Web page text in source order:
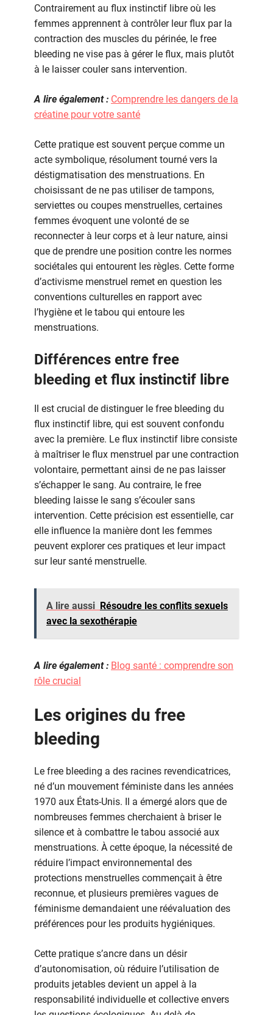
Contrairement au flux instinctif libre où les
femmes apprennent à contrôler leur flux par la
contraction des muscles du périnée, le free
bleeding ne vise pas à gérer le flux, mais plutôt
à le laisser couler sans intervention.
A lire également : Comprendre les dangers de la
créatine pour votre santé
Cette pratique est souvent perçue comme un
acte symbolique, résolument tourné vers la
déstigmatisation des menstruations. En
choisissant de ne pas utiliser de tampons,
serviettes ou coupes menstruelles, certaines
femmes évoquent une volonté de se
reconnecter à leur corps et à leur nature, ainsi
que de prendre une position contre les normes
sociétales qui entourent les règles. Cette forme
d’activisme menstruel remet en question les
conventions culturelles en rapport avec
l’hygiène et le tabou qui entoure les
menstruations.
Différences entre free
bleeding et flux instinctif libre
Il est crucial de distinguer le free bleeding du
flux instinctif libre, qui est souvent confondu
avec la première. Le flux instinctif libre consiste
à maîtriser le flux menstruel par une contraction
volontaire, permettant ainsi de ne pas laisser
s’échapper le sang. Au contraire, le free
bleeding laisse le sang s’écouler sans
intervention. Cette précision est essentielle, car
elle influence la manière dont les femmes
peuvent explorer ces pratiques et leur impact
sur leur santé menstruelle.
A lire aussi Résoudre les conflits sexuels
avec la sexothérapie
A lire également : Blog santé : comprendre son
rôle crucial
Les origines du free
bleeding
Le free bleeding a des racines revendicatrices,
né d’un mouvement féministe dans les années
1970 aux États-Unis. Il a émergé alors que de
nombreuses femmes cherchaient à briser le
silence et à combattre le tabou associé aux
menstruations. À cette époque, la nécessité de
réduire l’impact environnemental des
protections menstruelles commençait à être
reconnue, et plusieurs premières vagues de
féminisme demandaient une réévaluation des
préférences pour les produits hygiéniques.
Cette pratique s’ancre dans un désir
d’autonomisation, où réduire l’utilisation de
produits jetables devient un appel à la
responsabilité individuelle et collective envers